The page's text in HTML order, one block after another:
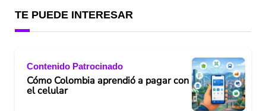
TE PUEDE INTERESAR
Contenido Patrocinado
Cómo Colombia aprendió a pagar con
el celular